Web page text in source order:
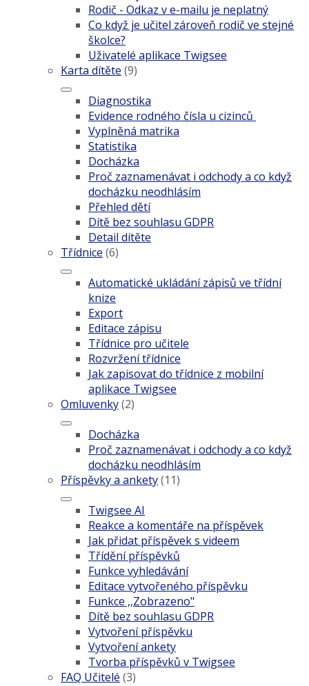
Rodič - Odkaz v e-mailu je neplatný
Co když je učitel zároveň rodič ve stejné
školce?
Uživatelé aplikace Twigsee
Karta dítěte (9)
Diagnostika
Evidence rodného čísla u cizinců
Vyplněná matrika
Statistika
Docházka
Proč zaznamenávat i odchody a co když
docházku neodhlásím
Přehled dětí
Dítě bez souhlasu GDPR
Detail dítěte
Třídnice (6)
Automatické ukládání zápisů ve třídní
knize
Export
Editace zápisu
Třídnice pro učitele
Rozvržení třídnice
Jak zapisovat do třídnice z mobilní
aplikace Twigsee
Omluvenky(2)
Docházka
Proč zaznamenávat i odchody a co když
docházku neodhlásím
Příspěvky a ankety(11)
Twigsee AI
Reakce a komentáře na příspěvek
Jak přidat příspěvek s videem
Třídění příspěvků
Funkce vyhledávání
Editace vytvořeného příspěvku
Funkce ,,Zobrazeno"
Dítě bez souhlasu GDPR
Vytvoření příspěvku
Vytvoření ankety
Tvorba příspěvků v Twigsee
FAQ Učitelé (3)